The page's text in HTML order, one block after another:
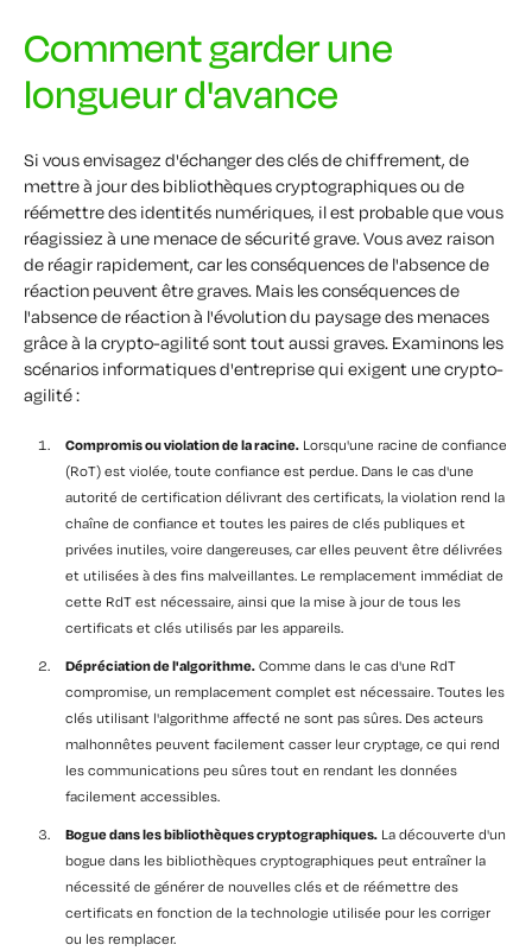
Comment garder une
longueur d'avance
Si vous envisagez d'échanger des clés de chiffrement, de
mettre à jour des bibliothèques cryptographiques ou de
réémettre des identités numériques, il est probable que vous
réagissiez à une menace de sécurité grave. Vous avez raison
de réagir rapidement, car les conséquences de l'absence de
réaction peuvent être graves. Mais les conséquences de
l'absence de réaction à l'évolution du paysage des menaces
grâce à la crypto-agilité sont tout aussi graves. Examinons les
scénarios informatiques d'entreprise qui exigent une crypto-
agilité :
Compromis ou violation de la racine. Lorsqu'une racine de confiance
(RoT) est violée, toute confiance est perdue. Dans le cas d'une
autorité de certification délivrant des certificats, la violation rend la
chaîne de confiance et toutes les paires de clés publiques et
privées inutiles, voire dangereuses, car elles peuvent être délivrées
et utilisées à des fins malveillantes. Le remplacement immédiat de
cette RdT est nécessaire, ainsi que la mise à jour de tous les
certificats et clés utilisés par les appareils.
Dépréciation de l'algorithme. Comme dans le cas d'une RdT
compromise, un remplacement complet est nécessaire. Toutes les
clés utilisant l'algorithme affecté ne sont pas sûres. Des acteurs
malhonnêtes peuvent facilement casser leur cryptage, ce qui rend
les communications peu sûres tout en rendant les données
facilement accessibles.
Bogue dans les bibliothèques cryptographiques. La découverte d'un
bogue dans les bibliothèques cryptographiques peut entraîner la
nécessité de générer de nouvelles clés et de réémettre des
certificats en fonction de la technologie utilisée pour les corriger
ou les remplacer.